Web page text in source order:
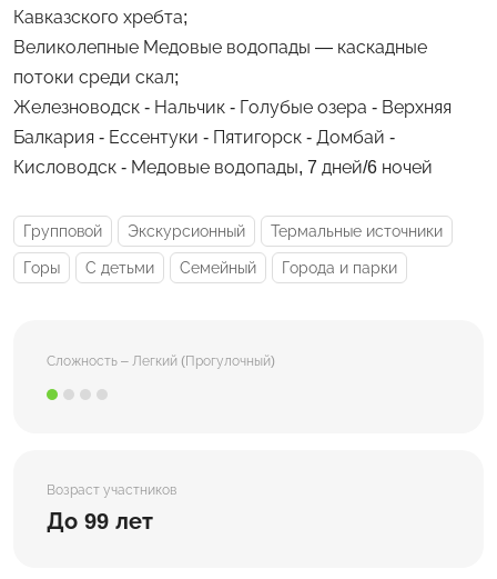
Кавказского хребта;
Великолепные Медовые водопады — каскадные
потоки среди скал;
Железноводск - Нальчик - Голубые озера - Верхняя
Балкария - Ессентуки - Пятигорск - Домбай -
Кисловодск - Медовые водопады, 7 дней/6 ночей
Групповой Экскурсионный Термальные источники
Горы С детьми Семейный Города и парки
Сложность – Легкий (Прогулочный)
Возраст участников
До 99 лет